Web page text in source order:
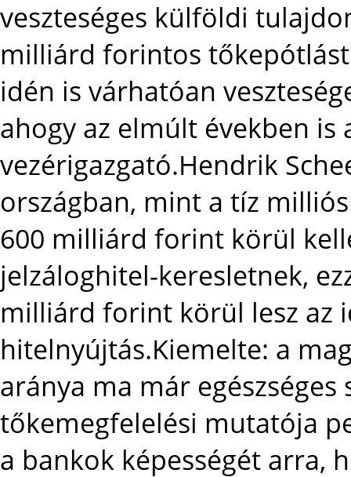
veszteséges külföldi
milliárd forintos
idén is várhatóan
ahogy az elmúlt években is
vezérigazgató.Hendrik
országban, mint a tíz
600 milliárd forint körül
jelzáloghitel-keresletnek,
milliárd forint körül lesz az
hitelnyújtás.Kiemelte: a
aránya ma már
tőkemegfelelési mutatója
a bankok képességét arra,